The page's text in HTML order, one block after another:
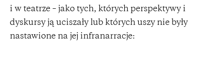
i w teatrze – jako tych, których perspektywy i
dyskursy ją uciszały lub których uszy nie były
nastawione na jej infranarracje: